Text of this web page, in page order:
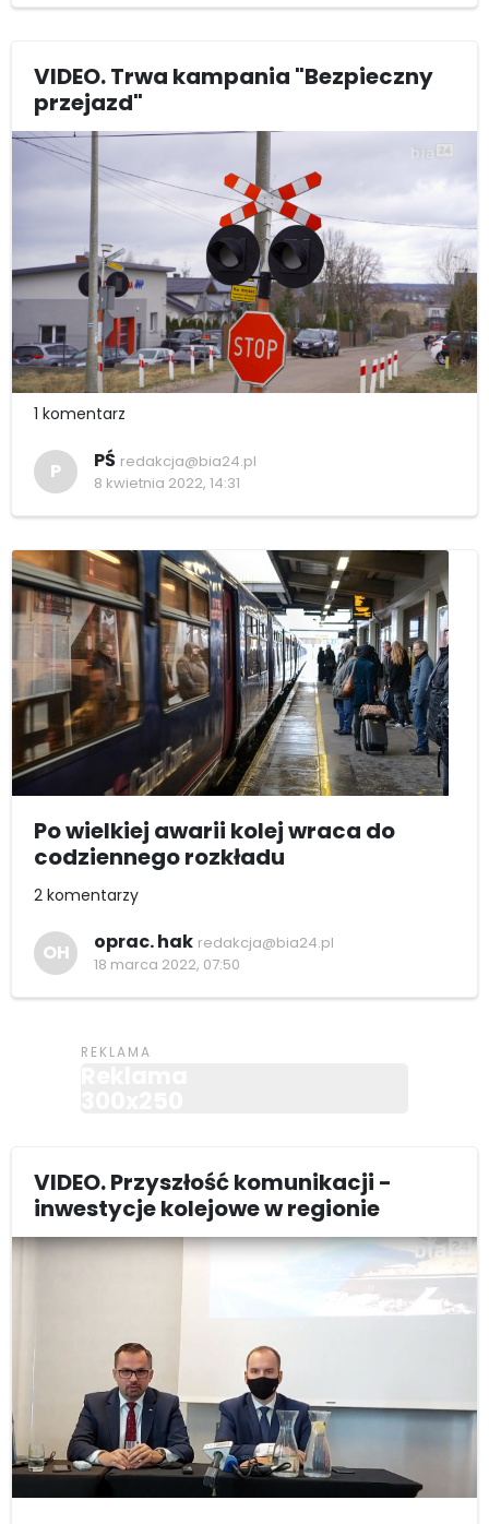
VIDEO. Trwa kampania "Bezpieczny
przejazd"
1 komentarz
P PŚ redakcja@bia24.pl
8 kwietnia 2022, 14:31
Po wielkiej awarii kolej wraca do
codziennego rozkładu
2 komentarzy
OH oprac. hak redakcja@bia24.pl
18 marca 2022, 07:50
VIDEO. Przyszłość komunikacji -
inwestycje kolejowe w regionie